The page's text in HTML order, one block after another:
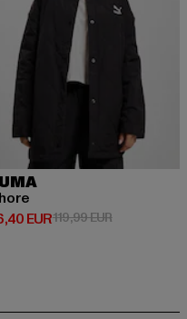
EUR
EURPreis: 56,40 EUR
119,99 EURAktionspreis: